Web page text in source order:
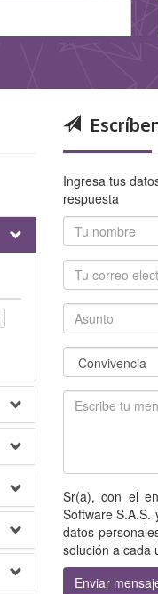
Ingresa tus
respuesta
Sr(a), con el
Software
datos
solución a cada
Enviar